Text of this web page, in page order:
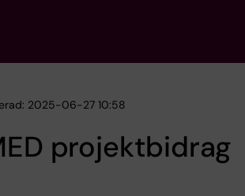
2025-06-27 10:58
projektbidrag